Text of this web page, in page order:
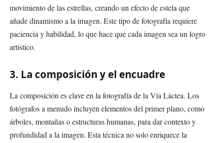
movimiento de las estrellas, creando un efecto de estela que
añade dinamismo a la imagen. Este tipo de fotografía requiere
paciencia y habilidad, lo que hace que cada imagen sea un logro
artístico.
3. La composición y el encuadre
La composición es clave en la fotografía de la Vía Láctea. Los
fotógrafos a menudo incluyen elementos del primer plano, como
árboles, montañas o estructuras humanas, para dar contexto y
profundidad a la imagen. Esta técnica no solo enriquece la